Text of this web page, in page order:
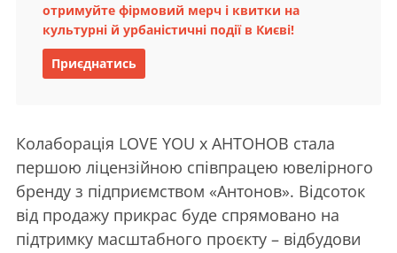
отримуйте фірмовий мерч і квитки на
культурні й урбаністичні події в Києві!
Приєднатись
Колаборація LOVE YOU x АНТОНОВ стала
першою ліцензійною співпрацею ювелірного
бренду з підприємством «Антонов». Відсоток
від продажу прикрас буде спрямовано на
підтримку масштабного проєкту – відбудови